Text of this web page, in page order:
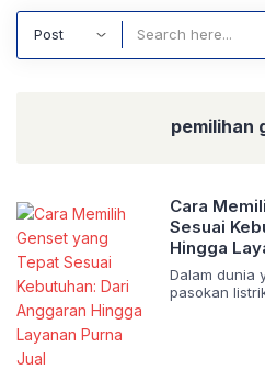
pemilihan
Cara
Sesuai
Hingga
Dalam dunia
pasokan